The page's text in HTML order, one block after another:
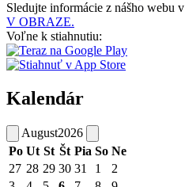
Sledujte informácie z nášho webu v
V OBRAZE.
Voľne k stiahnutiu:
Kalendár
August2026
Po Ut St Št Pia So Ne
27 28 29 30 31 1
2